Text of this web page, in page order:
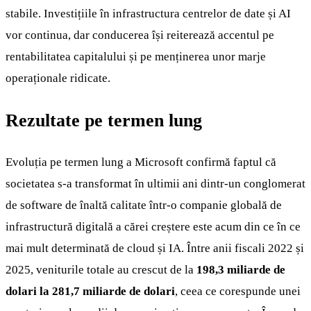
stabile. Investițiile în infrastructura centrelor de date și AI
vor continua, dar conducerea își reiterează accentul pe
rentabilitatea capitalului și pe menținerea unor marje
operaționale ridicate.
Rezultate pe termen lung
Evoluția pe termen lung a Microsoft confirmă faptul că
societatea s-a transformat în ultimii ani dintr-un conglomerat
de software de înaltă calitate într-o companie globală de
infrastructură digitală a cărei creștere este acum din ce în ce
mai mult determinată de cloud și IA. Între anii fiscali 2022 și
2025, veniturile totale au crescut de la 198,3 miliarde de
dolari la 281,7 miliarde de dolari, ceea ce corespunde unei